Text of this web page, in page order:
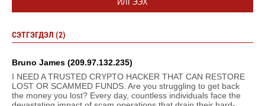
ИЛГЭЭХ
СЭТГЭГДЭЛ (2)
Bruno James (209.97.132.235)
I NEED A TRUSTED CRYPTO HACKER THAT CAN RESTORE
LOST OR SCAMMED FUNDS. Are you struggling to get back
the money you lost? Every day, countless individuals face the